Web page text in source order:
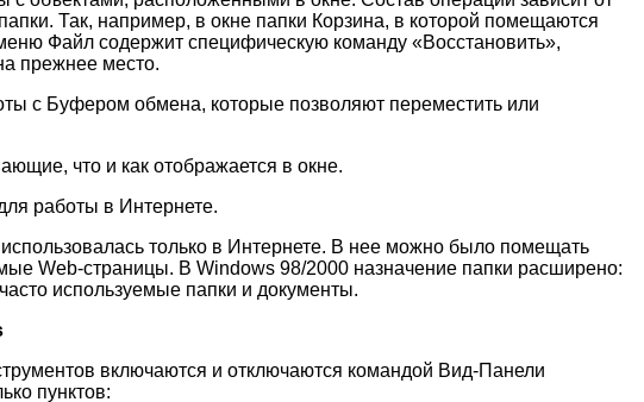
Так, например, в окне папки Корзина, в которой помещаются
Файл содержит специфическую команду «Восстановить»,
прежнее место.
с Буфером обмена, которые позволяют переместить или
что и как отображается в окне.
работы в Интернете.
только в Интернете. В нее можно было помещать
Web-страницы. В Windows 98/2000 назначение папки расширено:
используемые папки и документы.
включаются и отключаются командой Вид-Панели
пунктов: